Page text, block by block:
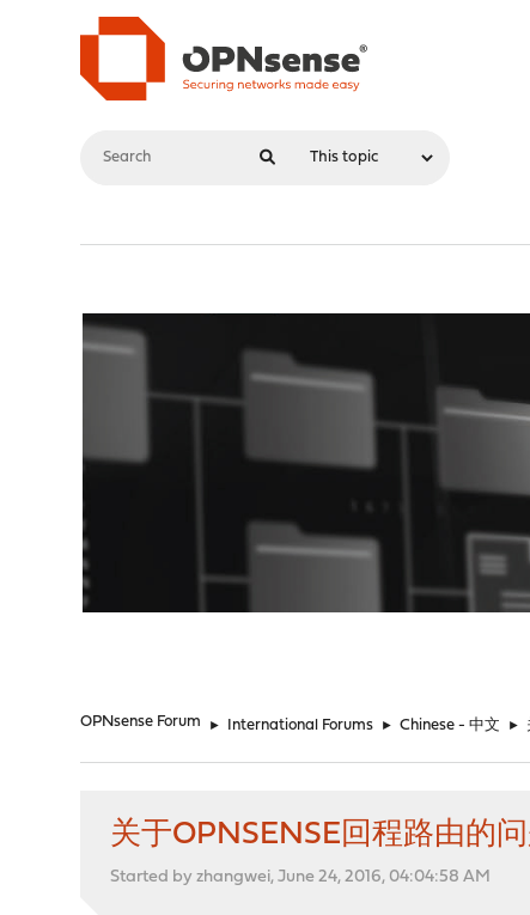
OPNsense Forum ► International Forums ► Chinese - 中文 ►
关于OPNSENSE回程路由的
Started by zhangwei, June 24, 2016, 04:04:58 AM